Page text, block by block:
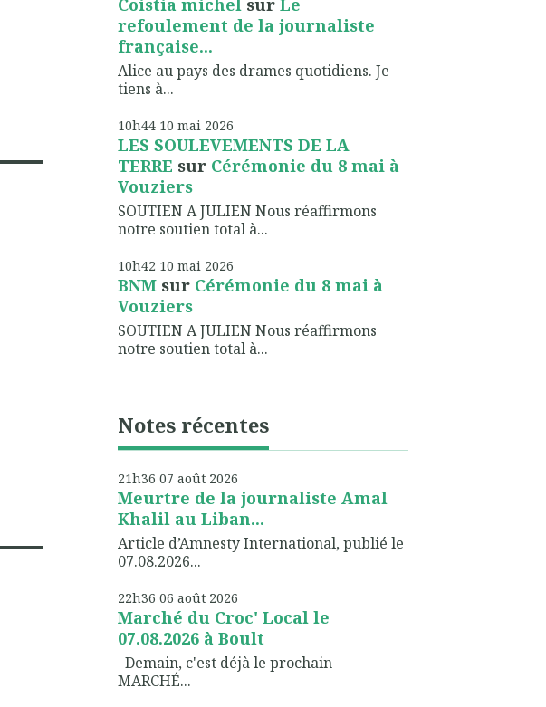
Coistia michelsur Le
refoulement de la journaliste
française...
Alice au pays des drames quotidiens. Je
tiens à...
10h44 10 mai 2026
LES SOULEVEMENTS DE LA
TERRE sur Cérémonie du 8 mai à
Vouziers
SOUTIEN A JULIEN Nous réaffirmons
notre soutien total à...
10h42 10 mai 2026
BNMsur Cérémonie du 8 mai à
Vouziers
SOUTIEN A JULIEN Nous réaffirmons
notre soutien total à...
Notes récentes
21h36 07 août 2026
Meurtre de la journaliste Amal
Khalil au Liban...
Article d’Amnesty International, publié le
07.08.2026...
22h36 06 août 2026
Marché du Croc' Local le
07.08.2026 à Boult
Demain, c'est déjà le prochain
MARCHÉ...